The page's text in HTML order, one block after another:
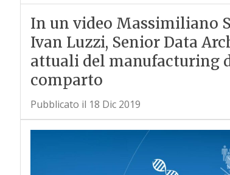
In un video Massimiliano
Ivan Luzzi, Senior Data
attuali del manufacturing
comparto
Pubblicato il 18 Dic 2019